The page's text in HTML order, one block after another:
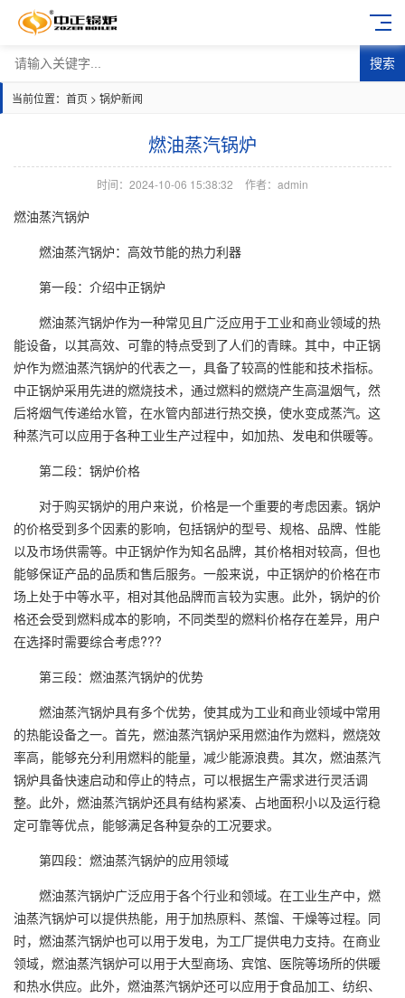
搜索
当前位置： 首页 > 锅炉新闻
燃油蒸汽锅炉
时间：2024-10-06 15:38:32 作者：admin
燃油蒸汽锅炉
燃油蒸汽锅炉：高效节能的热力利器
第一段：介绍中正锅炉
燃油蒸汽锅炉作为一种常见且广泛应用于工业和商业领域的热
能设备，以其高效、可靠的特点受到了人们的青睐。其中，中正锅
炉作为燃油蒸汽锅炉的代表之一，具备了较高的性能和技术指标。
中正锅炉采用先进的燃烧技术，通过燃料的燃烧产生高温烟气，然
后将烟气传递给水管，在水管内部进行热交换，使水变成蒸汽。这
种蒸汽可以应用于各种工业生产过程中，如加热、发电和供暖等。
第二段：锅炉价格
对于购买锅炉的用户来说，价格是一个重要的考虑因素。锅炉
的价格受到多个因素的影响，包括锅炉的型号、规格、品牌、性能
以及市场供需等。中正锅炉作为知名品牌，其价格相对较高，但也
能够保证产品的品质和售后服务。一般来说，中正锅炉的价格在市
场上处于中等水平，相对其他品牌而言较为实惠。此外，锅炉的价
格还会受到燃料成本的影响，不同类型的燃料价格存在差异，用户
在选择时需要综合考虑???
第三段：燃油蒸汽锅炉的优势
燃油蒸汽锅炉具有多个优势，使其成为工业和商业领域中常用
的热能设备之一。首先，燃油蒸汽锅炉采用燃油作为燃料，燃烧效
率高，能够充分利用燃料的能量，减少能源浪费。其次，燃油蒸汽
锅炉具备快速启动和停止的特点，可以根据生产需求进行灵活调
整。此外，燃油蒸汽锅炉还具有结构紧凑、占地面积小以及运行稳
定可靠等优点，能够满足各种复杂的工况要求。
第四段：燃油蒸汽锅炉的应用领域
燃油蒸汽锅炉广泛应用于各个行业和领域。在工业生产中，燃
油蒸汽锅炉可以提供热能，用于加热原料、蒸馏、干燥等过程。同
时，燃油蒸汽锅炉也可以用于发电，为工厂提供电力支持。在商业
领域，燃油蒸汽锅炉可以用于大型商场、宾馆、医院等场所的供暖
和热水供应。此外，燃油蒸汽锅炉还可以应用于食品加工、纺织、